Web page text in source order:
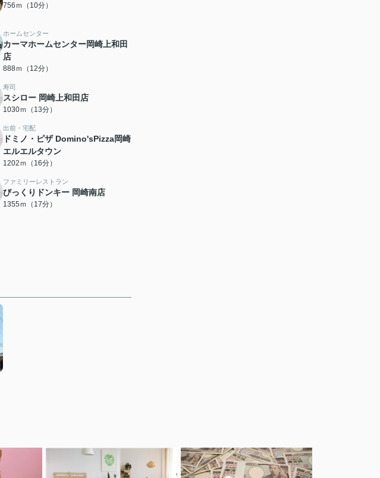
756ｍ（10分）
ホームセンター
カーマホームセンター岡崎上和田
店
888ｍ（12分）
寿司
スシロー 岡崎上和田店
1030ｍ（13分）
出前・宅配
ドミノ・ピザ Domino'sPizza岡崎
エルエルタウン
1202ｍ（16分）
ファミリーレストラン
びっくりドンキー 岡崎南店
1355ｍ（17分）